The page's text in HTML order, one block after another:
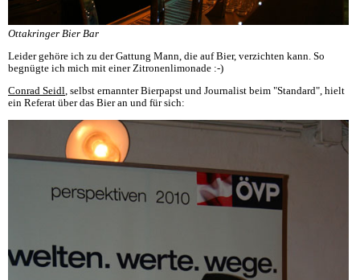
Ottakringer Bier Bar
Leider gehöre ich zu der Gattung Mann, die auf Bier, verzichten kann. So
begnügte ich mich mit einer Zitronenlimonade :-)
Conrad Seidl , selbst ernannter Bierpapst und Journalist beim "Standard", hielt
ein Referat über das Bier an und für sich: